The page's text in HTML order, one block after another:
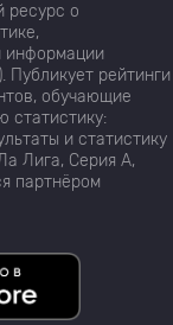
ресурс о
информации
рейтинги
обучающие
статистику:
и статистику
Лига, Серия А,
партнёром